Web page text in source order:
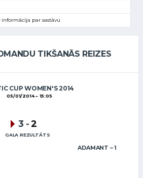
informācija par sastāvu
TIKŠANĀS REIZES
CUP WOMEN'S 2014
05/01/2014 15:05
ADAMANT – 1
3 -2
GALA REZULTĀTS